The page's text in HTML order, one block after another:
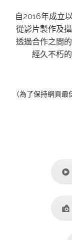
自2016年成立
從影片製作及
透過合作之間
經久不朽
（為了保持網頁